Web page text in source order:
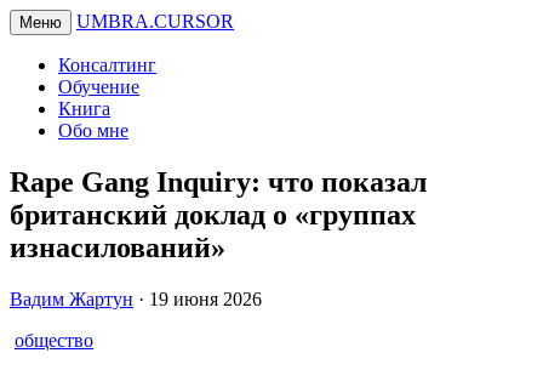
Меню UMBRA.CURSOR
Консалтинг
Обучение
Книга
Обо мне
Rape Gang Inquiry: что показал
британский доклад о «группах
изнасилований»
Вадим
Вадим Жартун · 19 июня 2026
общество